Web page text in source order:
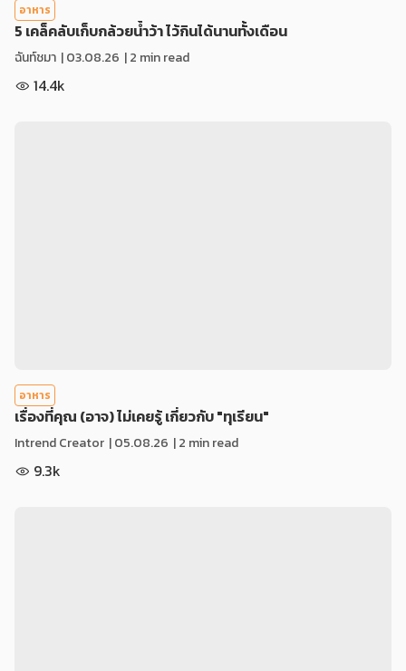
อาหาร
5 เคล็คลับเก็บกล้วยน้ำว้า ไว้กินได้นานทั้งเดือน
ฉันท์ชมา |03.08.26 | 2 min read
14.4k
อาหาร
เรื่องที่คุณ (อาจ) ไม่เคยรู้ เกี่ยวกับ "ทุเรียน"
Intrend Creator |05.08.26 | 2 min read
9.3k